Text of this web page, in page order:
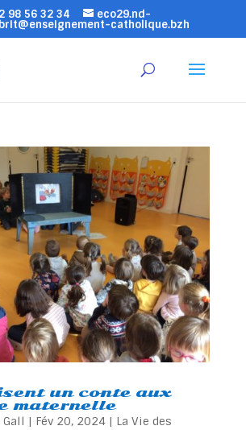
98 56 32 34 eco29.nd-
catholique.bzh
un conte aux
maternelle
| Fév 20, 2024| La Vie des